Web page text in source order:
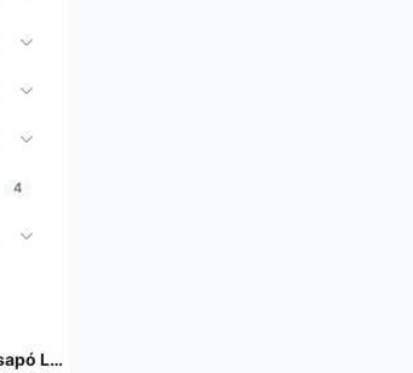
4
Elektromos légycsapó LED lámpával - legyek, szúnyogok és más rovarok ellen - elemes (BBKM) (BBD)